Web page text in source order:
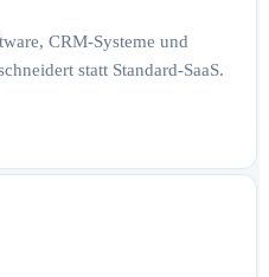
CRM-Systeme und
statt Standard-SaaS.